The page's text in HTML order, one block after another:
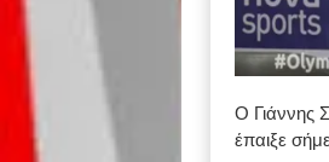
Ο Γιάννης
έπαιξε